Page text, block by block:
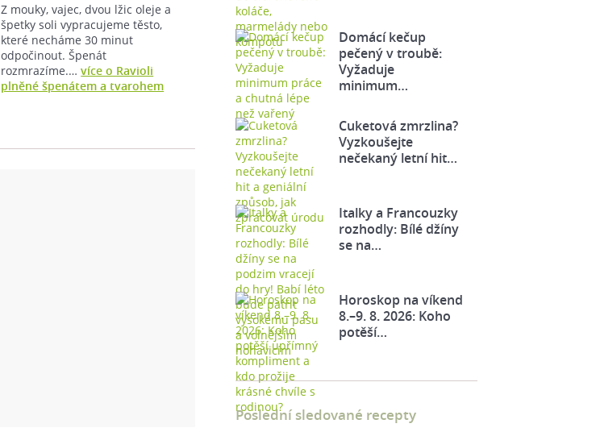
Z mouky, vajec, dvou lžic oleje a
špetky soli vypracujeme těsto,
které necháme 30 minut
odpočinout. Špenát
rozmrazíme.…více o Ravioli
plněné špenátem a tvarohem
Domácí kečup
pečený v troubě:
Vyžaduje
minimum…
Cuketová zmrzlina?
Vyzkoušejte
nečekaný letní hit…
Italky a Francouzky
rozhodly: Bílé džíny
se na…
Horoskop na víkend
8.–9. 8. 2026: Koho
potěší…
Poslední sledované recepty